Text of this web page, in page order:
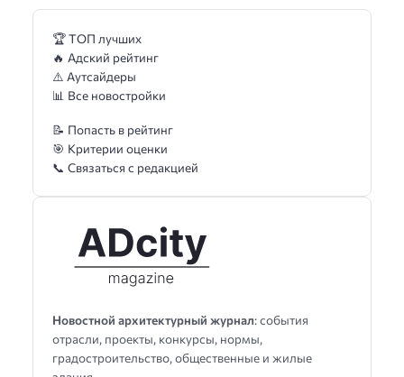
Новостной архитектурный журнал: события
отрасли, проекты, конкурсы, нормы,
градостроительство, общественные и жилые
🏆 ТОП лучших
🔥 Адский рейтинг
⚠️ Аутсайдеры
📊 Все новостройки
📝 Попасть в рейтинг
🎯 Критерии оценки
📞 Связаться с редакцией